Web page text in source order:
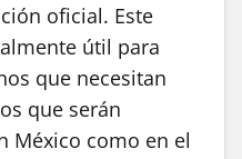
oficial. Este
útil para
que necesitan
que serán
México como en el